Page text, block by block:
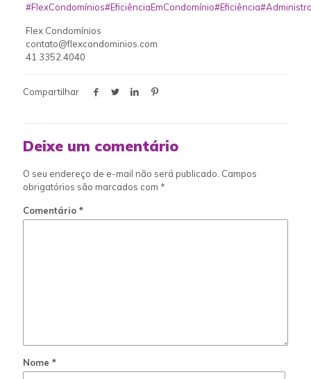
#FlexCondomínios#EficiênciaEmCondomínio#Eficiência
Flex Condomínios
contato@flexcondominios.com
41 3352.4040
Compartilhar
Deixe um comentário
O seu endereço de e-mail não será publicado. Campos
obrigatórios são marcados com *
Comentário *
Nome *